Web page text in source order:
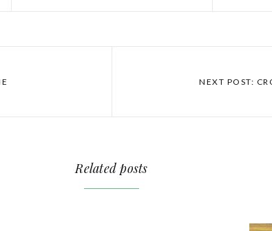
NEXT POST:
Related posts